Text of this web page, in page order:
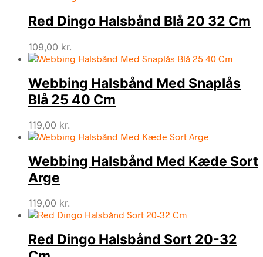
Red Dingo Halsbånd Blå 20 32 Cm
109,00 kr.
Webbing Halsbånd Med Snaplås
Blå 25 40 Cm
119,00 kr.
Webbing Halsbånd Med Kæde Sort
Arge
119,00 kr.
Red Dingo Halsbånd Sort 20-32